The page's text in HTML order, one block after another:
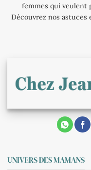
femmes qui veulent
Découvrez nos
UNIVERS DES MAMANS